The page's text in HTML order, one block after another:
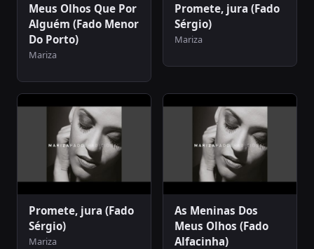
Meus Olhos Que Por
Alguém (Fado Menor
Do Porto)
Mariza
Promete, jura (Fado
Sérgio)
Mariza
Promete, jura (Fado
Sérgio)
Mariza
As Meninas Dos
Meus Olhos (Fado
Alfacinha)